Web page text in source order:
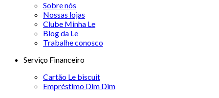
Sobre nós
Nossas lojas
Clube Minha Le
Blog da Le
Trabalhe conosco
Serviço Financeiro
Cartão Le biscuit
Empréstimo Dim Dim